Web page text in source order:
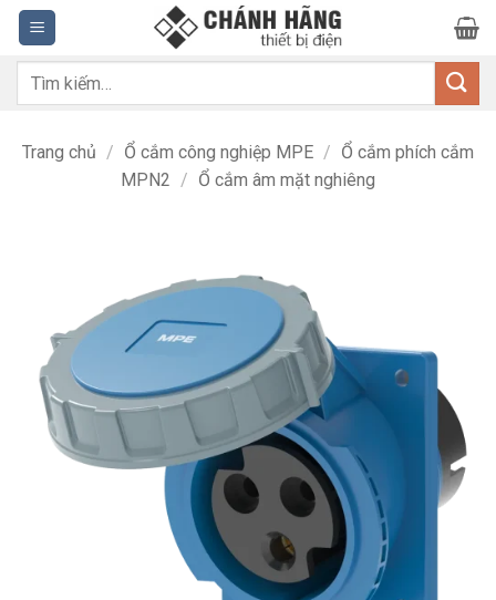
Bỏ
qua
nội
dung
Tìm
Trang chủ / Ổ cắm công nghiệp MPE / Ổ cắm phích cắm
MPN2 / Ổ cắm âm mặt nghiêng